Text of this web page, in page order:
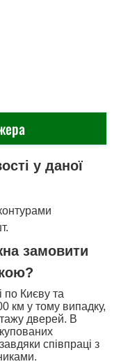
у даної
замовити
по Києву та
км у тому випадку,
дверей. В
співпраці з